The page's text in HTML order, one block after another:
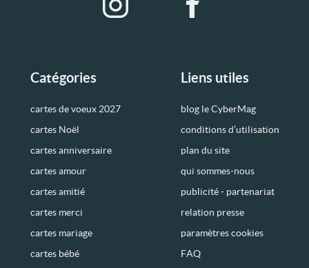
Catégories
cartes de voeux 2027
cartes Noël
cartes anniversaire
cartes amour
cartes amitié
cartes merci
cartes mariage
cartes bébé
Liens utiles
blog le CyberMag
conditions d’utilisation
plan du site
qui sommes-nous
publicité - partenariat
relation presse
paramètres cookies
FAQ